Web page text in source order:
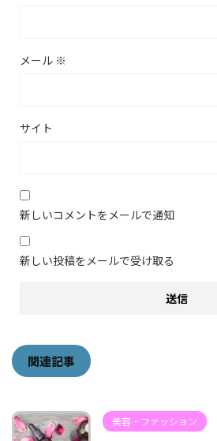
メール ※
サイト
新しいコメントをメールで通知
新しい投稿をメールで受け取る
関連記事
美容・ファッション